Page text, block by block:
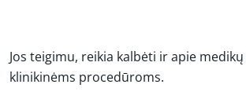
Jos teigimu, reikia kalbėti ir apie
klinikinėms procedūroms.